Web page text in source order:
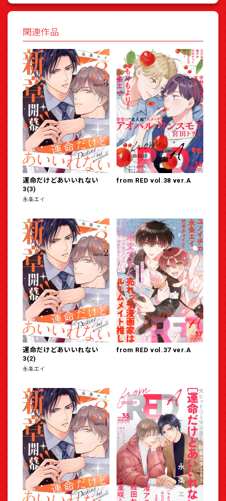
関連作品
運命だけどあいいれない
3(3)
永条エイ
from RED vol.38 ver.A
運命だけどあいいれない
3(2)
永条エイ
from RED vol.37 ver.A